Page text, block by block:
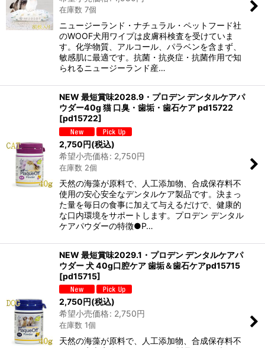
在庫数 7個
ニュージーランド・ナチュラル・ペットフード社
のWOOF犬用ワイプは皮膚科検査を受けていま
す。化学物質、アルコール、パラベンを含まず、
敏感肌に最適です。抗菌・抗炎症・抗菌作用で知
られるニュージーランド産…
NEW 最短賞味2028.9・プロデン デンタルケアパ
ウダー40g 猫 口臭・歯垢・歯石ケア pd15722
[pd15722]
2,750円(税込)
希望小売価格: 2,750円
在庫数 2個
天然の海藻が原料で、人工添加物、合成保存料不
使用の安心安全なデンタルケア製品です。決まっ
た量を毎日の食事に加えて与えるだけで、健康的
な口内環境をサポートします。プロデン デンタル
ケアパウダーの特徴●P…
NEW 最短賞味2029.1・プロデン デンタルケアパ
ウダー 犬 40g口腔ケア 歯垢＆歯石ケアpd15715
[pd15715]
2,750円(税込)
希望小売価格: 2,750円
在庫数 1個
天然の海藻が原料で、人工添加物、合成保存料不